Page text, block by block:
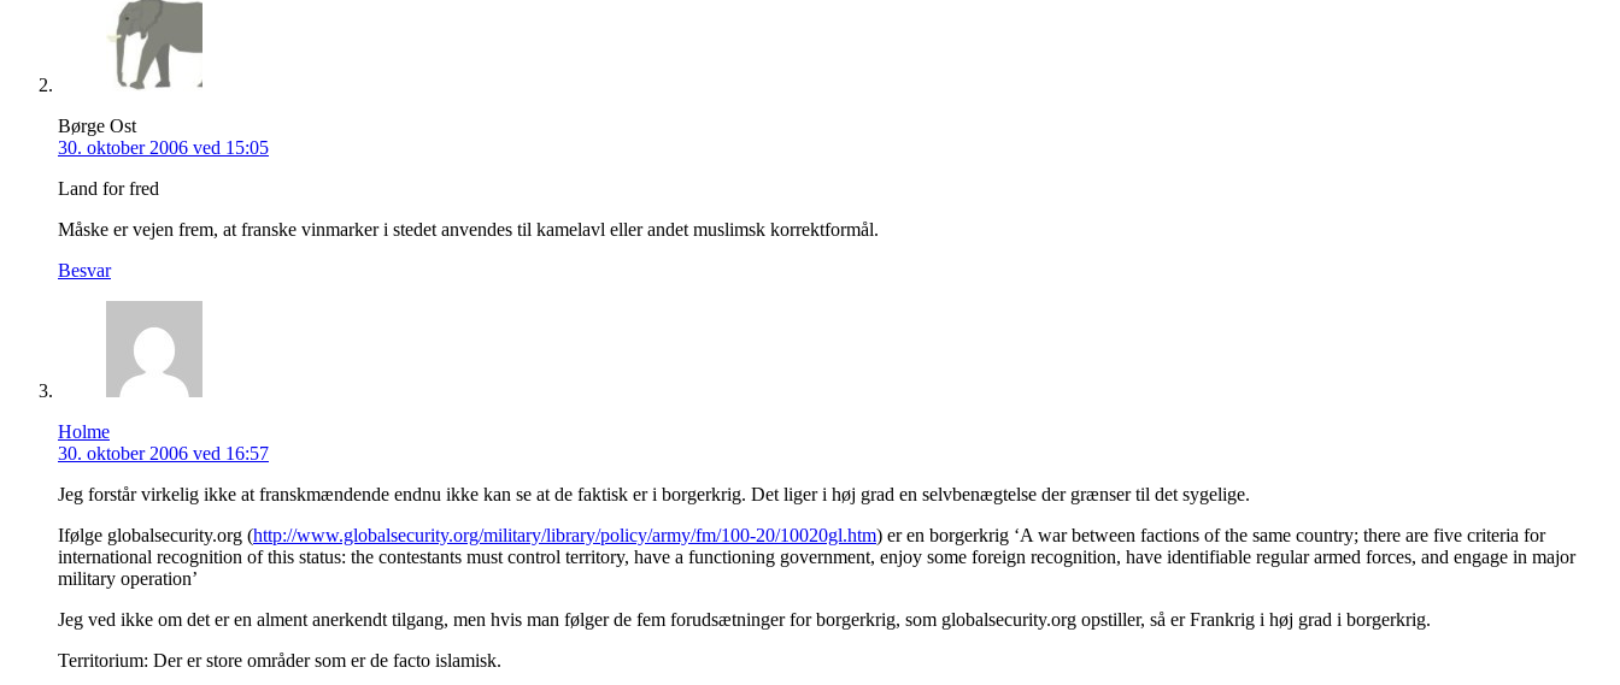
Børge Ost
30. oktober 2006 ved 15:05
Land for fred
Måske er vejen frem, at franske vinmarker i stedet anvendes til kamelavl eller andet muslimsk korrektformål.
Besvar
Holme
30. oktober 2006 ved 16:57
Jeg forstår virkelig ikke at franskmændende endnu ikke kan se at de faktisk er i borgerkrig. Det liger i høj grad en selvbenægtelse der grænser til det sygelige.
Ifølge globalsecurity.org (http://www.globalsecurity.org/military/library/policy/army/fm/100-20/10020gl.htm) er en borgerkrig ‘A war between factions of the same country; there are five criteria for
international recognition of this status: the contestants must control territory, have a functioning government, enjoy some foreign recognition, have identifiable regular armed forces, and engage in major
military operation’
Jeg ved ikke om det er en alment anerkendt tilgang, men hvis man følger de fem forudsætninger for borgerkrig, som globalsecurity.org opstiller, så er Frankrig i høj grad i borgerkrig.
Territorium: Der er store områder som er de facto islamisk.